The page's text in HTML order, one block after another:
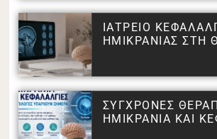
ΙΑΤΡΕΙΟ
ΗΜΙΚΡΑΝΙΑΣ ΣΤΗ
ΣΥΓΧΡΟΝΕΣ
ΗΜΙΚΡΑΝΙΑ ΚΑΙ